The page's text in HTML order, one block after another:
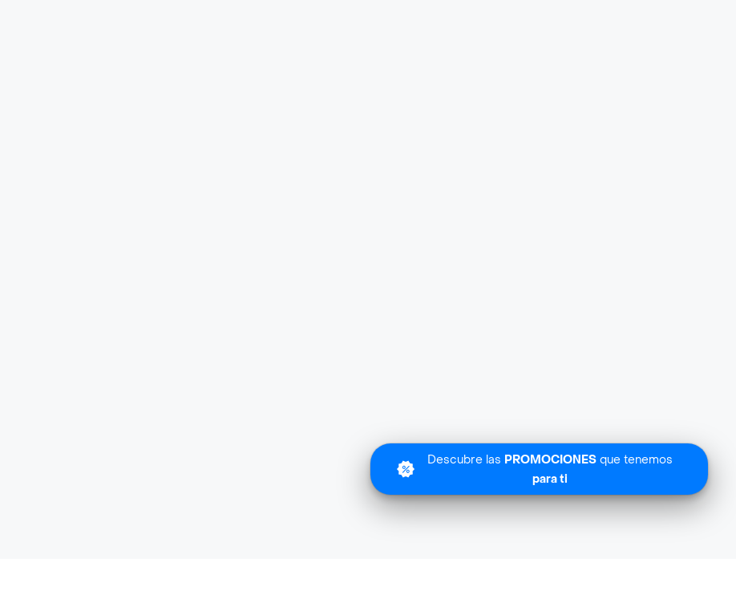
Descubre las PROMOCIONES que tenemos
para ti